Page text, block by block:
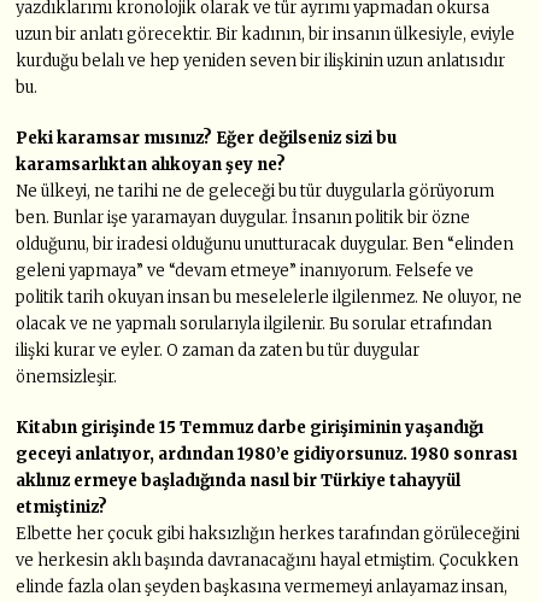
yazdıklarımı kronolojik olarak ve tür ayrımı yapmadan okursa
uzun bir anlatı görecektir. Bir kadının, bir insanın ülkesiyle, eviyle
kurduğu belalı ve hep yeniden seven bir ilişkinin uzun anlatısıdır
bu.
Peki karamsar mısınız? Eğer değilseniz sizi bu
karamsarlıktan alıkoyan şey ne?
Ne ülkeyi, ne tarihi ne de geleceği bu tür duygularla görüyorum
ben. Bunlar işe yaramayan duygular. İnsanın politik bir özne
olduğunu, bir iradesi olduğunu unutturacak duygular. Ben “elinden
geleni yapmaya” ve “devam etmeye” inanıyorum. Felsefe ve
politik tarih okuyan insan bu meselelerle ilgilenmez. Ne oluyor, ne
olacak ve ne yapmalı sorularıyla ilgilenir. Bu sorular etrafından
ilişki kurar ve eyler. O zaman da zaten bu tür duygular
önemsizleşir.
Kitabın girişinde 15 Temmuz darbe girişiminin yaşandığı
geceyi anlatıyor, ardından 1980’e gidiyorsunuz. 1980 sonrası
aklınız ermeye başladığında nasıl bir Türkiye tahayyül
etmiştiniz?
Elbette her çocuk gibi haksızlığın herkes tarafından görüleceğini
ve herkesin aklı başında davranacağını hayal etmiştim. Çocukken
elinde fazla olan şeyden başkasına vermemeyi anlayamaz insan,